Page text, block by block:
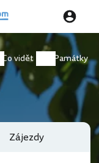
Co vidět Památky
Zájezdy